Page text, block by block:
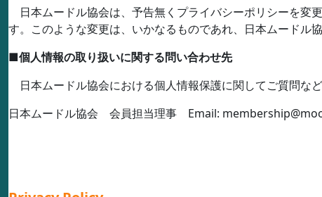
日本ムードル協会は、予告無くプライバシーポリシーを変
す。このような変更は、いかなるものであれ、日本ムードル
■個人情報の取り扱いに関する問い合わせ先
日本ムードル協会における個人情報保護に関してご質問な
日本ムードル協会 会員担当理事 Email: